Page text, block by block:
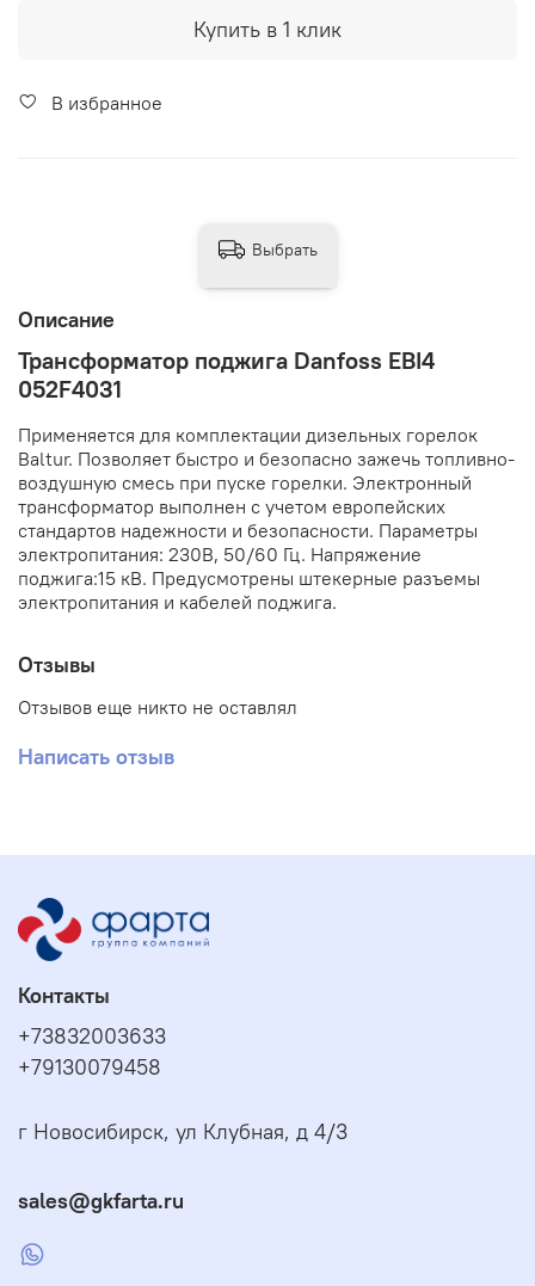
Купить в 1 клик
В избранное
Описание
Трансформатор поджига Danfoss EBI4
052F4031
Применяется для комплектации дизельных горелок
Baltur. Позволяет быстро и безопасно зажечь топливно-
воздушную смесь при пуске горелки. Электронный
трансформатор выполнен с учетом европейских
стандартов надежности и безопасности. Параметры
электропитания: 230В, 50/60 Гц. Напряжение
поджига:15 кВ. Предусмотрены штекерные разъемы
электропитания и кабелей поджига.
Отзывы
Отзывов еще никто не оставлял
Написать отзыв
Выбрать
Контакты
+73832003633
+79130079458
г Новосибирск, ул Клубная, д 4/3
sales@gkfarta.ru